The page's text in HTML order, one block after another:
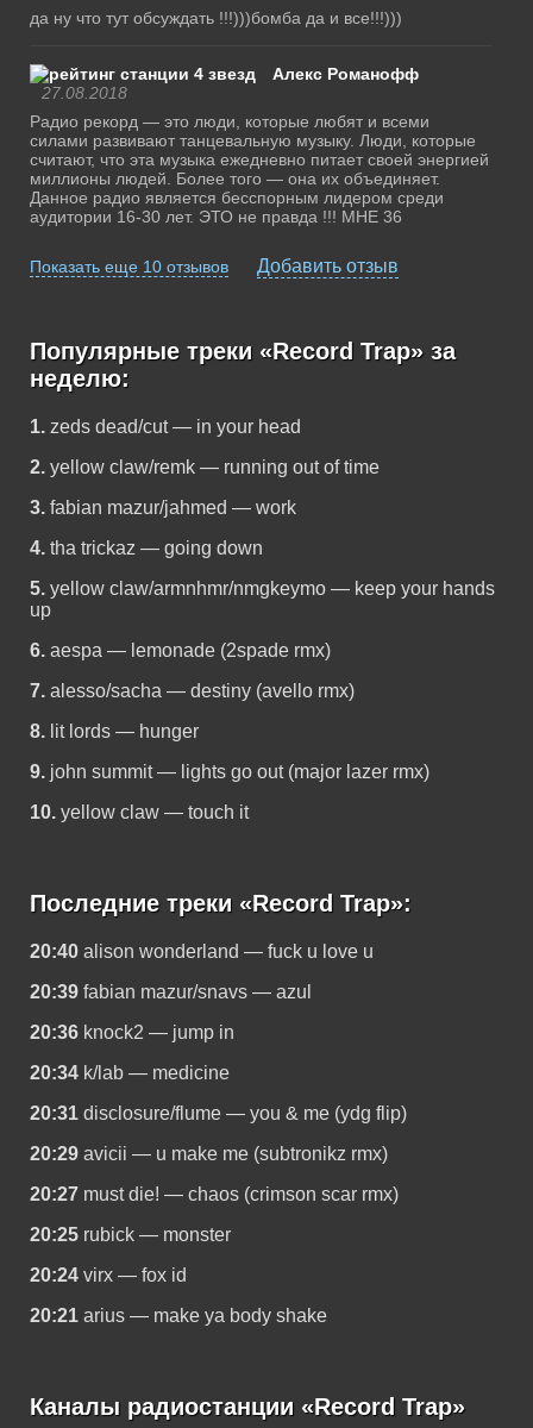
да ну что тут обсуждать !!!)))бомба да и все!!!)))
Алекс Романофф
27.08.2018
Радио рекорд — это люди, которые любят и всеми
силами развивают танцевальную музыку. Люди, которые
считают, что эта музыка ежедневно питает своей энергией
миллионы людей. Более того — она их объединяет.
Данное радио является бесспорным лидером среди
аудитории 16-30 лет. ЭТО не правда !!! МНЕ 36
Показать еще 10 отзывов Добавить отзыв
Популярные треки «Record Trap» за
неделю:
1. zeds dead/cut — in your head
2. yellow claw/remk — running out of time
3. fabian mazur/jahmed — work
4. tha trickaz — going down
5. yellow claw/armnhmr/nmgkeymo — keep your hands
up
6. aespa — lemonade (2spade rmx)
7. alesso/sacha — destiny (avello rmx)
8. lit lords — hunger
9. john summit — lights go out (major lazer rmx)
10. yellow claw — touch it
Последние треки «Record Trap»:
20:40 alison wonderland — fuck u love u
20:39 fabian mazur/snavs — azul
20:36 knock2 — jump in
20:34 k/lab — medicine
20:31 disclosure/flume — you & me (ydg flip)
20:29 avicii — u make me (subtronikz rmx)
20:27 must die! — chaos (crimson scar rmx)
20:25 rubick — monster
20:24 virx — fox id
20:21 arius — make ya body shake
Каналы радиостанции «Record Trap»